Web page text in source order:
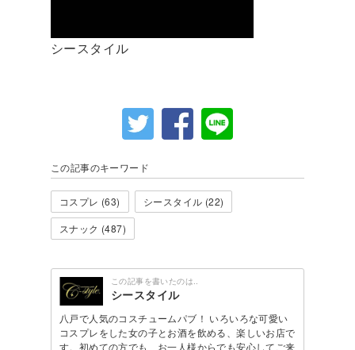
シースタイル
この記事のキーワード
コスプレ (63)
シースタイル (22)
スナック (487)
この記事を書いたのは..
シースタイル
八戸で人気のコスチュームパブ！ いろいろな可愛い
コスプレをした女の子とお酒を飲める、楽しいお店で
す。初めての方でも、お一人様からでも安心してご来